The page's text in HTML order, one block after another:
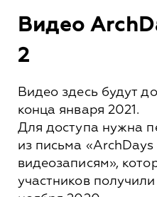
Видео
2
Видео здесь будут
конца января 2021.
Для доступа нужна
из письма
видеозаписям»,
участников